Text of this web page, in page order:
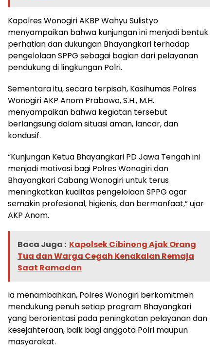
Kapolres Wonogiri AKBP Wahyu Sulistyo
menyampaikan bahwa kunjungan ini menjadi bentuk
perhatian dan dukungan Bhayangkari terhadap
pengelolaan SPPG sebagai bagian dari pelayanan
pendukung di lingkungan Polri.
Sementara itu, secara terpisah, Kasihumas Polres
Wonogiri AKP Anom Prabowo, S.H., M.H.
menyampaikan bahwa kegiatan tersebut
berlangsung dalam situasi aman, lancar, dan
kondusif.
“Kunjungan Ketua Bhayangkari PD Jawa Tengah ini
menjadi motivasi bagi Polres Wonogiri dan
Bhayangkari Cabang Wonogiri untuk terus
meningkatkan kualitas pengelolaan SPPG agar
semakin profesional, higienis, dan bermanfaat,” ujar
AKP Anom.
Baca Juga : Kapolsek Cibinong Ajak Orang
Tua dan Warga Cegah Kenakalan Remaja
Saat Ramadan
Ia menambahkan, Polres Wonogiri berkomitmen
mendukung penuh setiap program Bhayangkari
yang berorientasi pada peningkatan pelayanan dan
kesejahteraan, baik bagi anggota Polri maupun
masyarakat.